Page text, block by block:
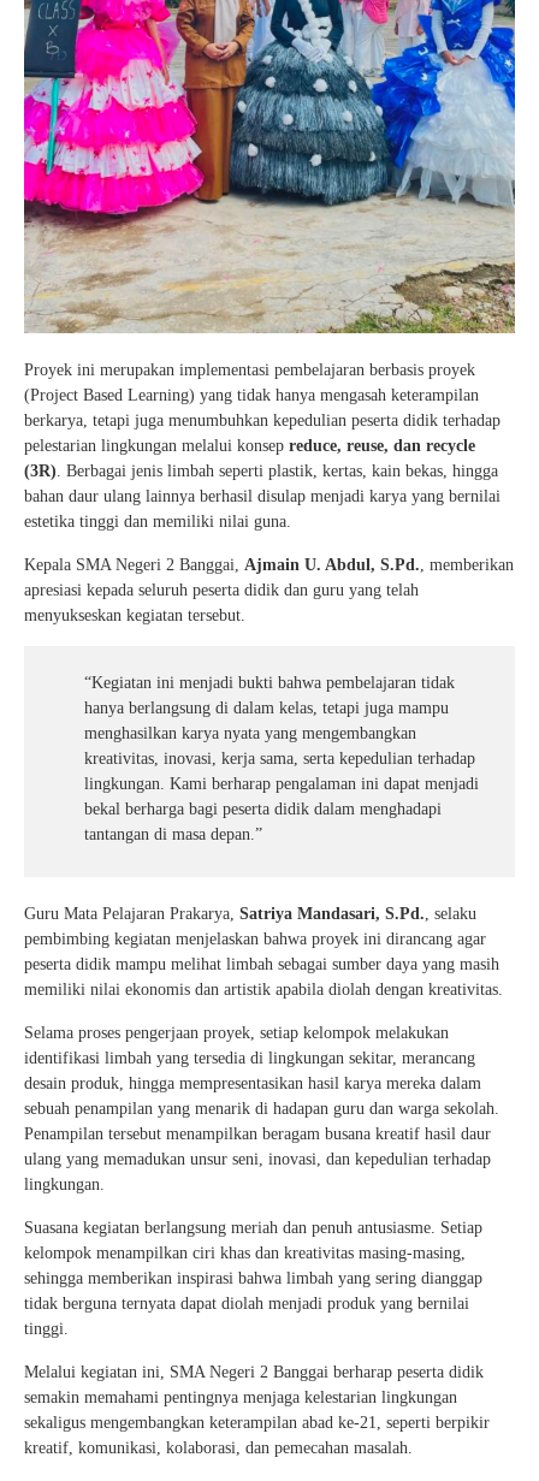
Proyek ini merupakan implementasi pembelajaran berbasis proyek
(Project Based Learning) yang tidak hanya mengasah keterampilan
berkarya, tetapi juga menumbuhkan kepedulian peserta didik terhadap
pelestarian lingkungan melalui konsep reduce, reuse, dan recycle
(3R) . Berbagai jenis limbah seperti plastik, kertas, kain bekas, hingga
bahan daur ulang lainnya berhasil disulap menjadi karya yang bernilai
estetika tinggi dan memiliki nilai guna.
Kepala SMA Negeri 2 Banggai, Ajmain U. Abdul, S.Pd. , memberikan
apresiasi kepada seluruh peserta didik dan guru yang telah
menyukseskan kegiatan tersebut.
“Kegiatan ini menjadi bukti bahwa pembelajaran tidak
hanya berlangsung di dalam kelas, tetapi juga mampu
menghasilkan karya nyata yang mengembangkan
kreativitas, inovasi, kerja sama, serta kepedulian terhadap
lingkungan. Kami berharap pengalaman ini dapat menjadi
bekal berharga bagi peserta didik dalam menghadapi
tantangan di masa depan.”
Guru Mata Pelajaran Prakarya, Satriya Mandasari, S.Pd. , selaku
pembimbing kegiatan menjelaskan bahwa proyek ini dirancang agar
peserta didik mampu melihat limbah sebagai sumber daya yang masih
memiliki nilai ekonomis dan artistik apabila diolah dengan kreativitas.
Selama proses pengerjaan proyek, setiap kelompok melakukan
identifikasi limbah yang tersedia di lingkungan sekitar, merancang
desain produk, hingga mempresentasikan hasil karya mereka dalam
sebuah penampilan yang menarik di hadapan guru dan warga sekolah.
Penampilan tersebut menampilkan beragam busana kreatif hasil daur
ulang yang memadukan unsur seni, inovasi, dan kepedulian terhadap
lingkungan.
Suasana kegiatan berlangsung meriah dan penuh antusiasme. Setiap
kelompok menampilkan ciri khas dan kreativitas masing-masing,
sehingga memberikan inspirasi bahwa limbah yang sering dianggap
tidak berguna ternyata dapat diolah menjadi produk yang bernilai
tinggi.
Melalui kegiatan ini, SMA Negeri 2 Banggai berharap peserta didik
semakin memahami pentingnya menjaga kelestarian lingkungan
sekaligus mengembangkan keterampilan abad ke-21, seperti berpikir
kreatif, komunikasi, kolaborasi, dan pemecahan masalah.